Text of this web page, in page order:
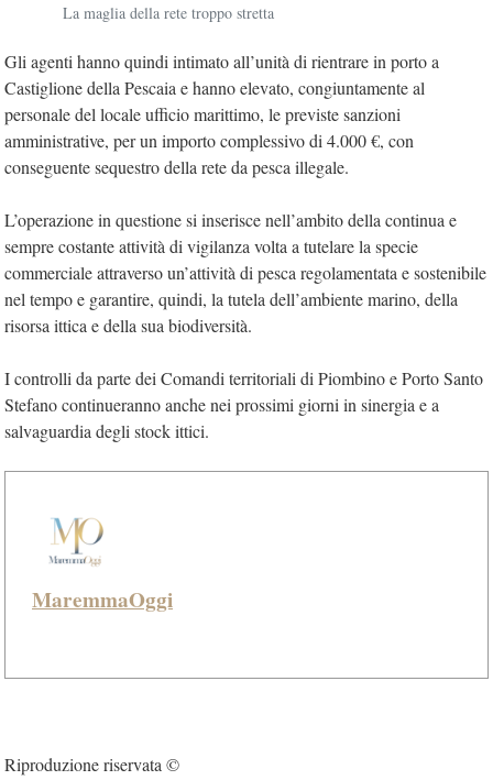
La maglia della rete troppo stretta
Gli agenti hanno quindi intimato all’unità di rientrare in porto a
Castiglione della Pescaia e hanno elevato, congiuntamente al
personale del locale ufficio marittimo, le previste sanzioni
amministrative, per un importo complessivo di 4.000 €, con
conseguente sequestro della rete da pesca illegale.
L’operazione in questione si inserisce nell’ambito della continua e
sempre costante attività di vigilanza volta a tutelare la specie
commerciale attraverso un’attività di pesca regolamentata e sostenibile
nel tempo e garantire, quindi, la tutela dell’ambiente marino, della
risorsa ittica e della sua biodiversità.
I controlli da parte dei Comandi territoriali di Piombino e Porto Santo
Stefano continueranno anche nei prossimi giorni in sinergia e a
salvaguardia degli stock ittici.
MaremmaOggi
Riproduzione riservata ©